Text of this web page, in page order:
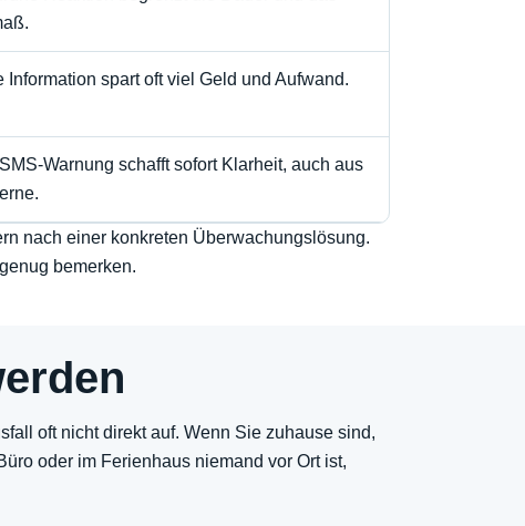
Information spart oft viel Geld und Aufwand.
Warnung schafft sofort Klarheit, auch aus
nach einer konkreten Überwachungslösung.
bemerken.
oft nicht direkt auf. Wenn Sie zuhause sind,
oder im Ferienhaus niemand vor Ort ist,